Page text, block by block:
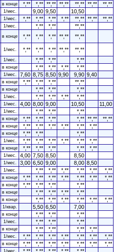
в конце *,** *,** **,** **,** **,** **,**
**,**
1/мес. 9,00 9,50
10,50
1/мес. *,** *,** *,** *,** **,** **,**
**,**
1/мес. *,** *,**
**,**
в конце *,** *,** *,** **,**
**,**
1/мес. *,** *,** *,** **,**
**,**
1/мес. *,** *,**
*,**
в конце *,** *,** *,**
*,**
1/мес. 7,60 8,75 8,50 9,90 9,90 9,40
в конце *,** *,** *,**
**,**
в конце *,** *,**
*,**
1/мес. *,** *,** *,**
*,**
1/мес. 4,00 8,00 9,00 10,50
11,00
1/мес. *,** *,**
*,**
в конце *,** *,** *,** *,** **,**
**,**
в конце *,** *,** *,** *,** *,**
*,**
в конце *,** *,**
*,**
1/мес. *,** *,** *,** *,** *,**
*,**
в конце *,** *,** *,** *,**
*,**
1/мес. 4,00 7,50 8,50
8,50
1/мес. 3,00 6,50 9,00 8,00 8,50
1/мес. *,** *,** *,** *,** *,**
*,**
в конце *,** *,** *,** *,** *,** *,**
*,**
в конце *,** *,** *,**
*,**
в конце *,** *,** *,**
*,**
в конце *,** *,** *,** *,** *,**
*,**
1/квар. 5,50 6,50
7,00
в конце *,** *,**
*,**
1/мес. *,** *,**
*,**
в конце *,** *,** *,**
*,**
1/мес. *,** *,** *,** *,** *,** *,**
*,**
в конце *,** *,** *,** *,** *,** *,**
*,**
1/мес.